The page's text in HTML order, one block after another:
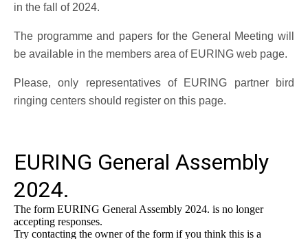
in the fall of 2024.
The programme and papers for the General Meeting will
be available in the members area of EURING web page.
Please, only representatives of EURING partner bird
ringing centers should register on this page.